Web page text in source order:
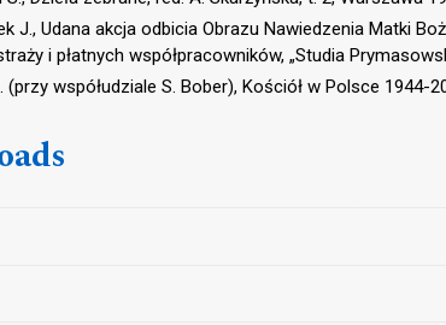
J., Udana akcja odbicia Obrazu Nawiedzenia Matki
i płatnych współpracowników, „Studia
(przy współudziale S. Bober), Kościół w Polsce 1944-